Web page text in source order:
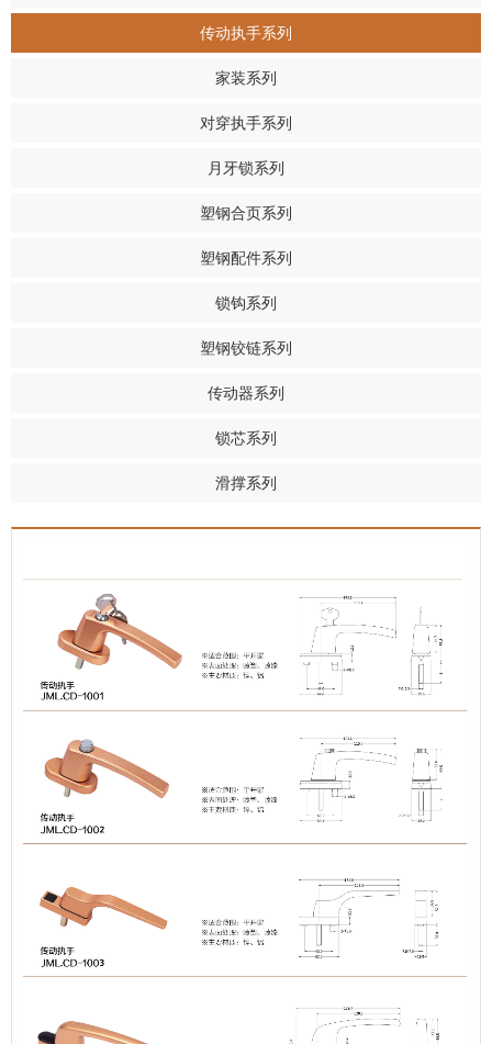
传动执手系列
家装系列
对穿执手系列
月牙锁系列
塑钢合页系列
塑钢配件系列
锁钩系列
塑钢铰链系列
传动器系列
锁芯系列
滑撑系列